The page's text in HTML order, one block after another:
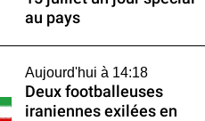
au pays
Aujourd'hui à 14:18
Deux footballeuses
iraniennes exilées en